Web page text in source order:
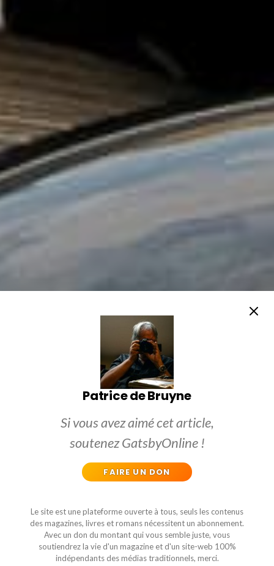
Patrice de Bruyne
Si vous avez aimé cet article,
soutenez GatsbyOnline !
FAIRE UN DON
Le site est une plateforme ouverte à tous, seuls les contenus
des magazines, livres et romans nécessitent un abonnement.
Avec un don du montant qui vous semble juste, vous
soutiendrez la vie d'un magazine et d'un site-web 100%
indépendants des médias traditionnels, merci.